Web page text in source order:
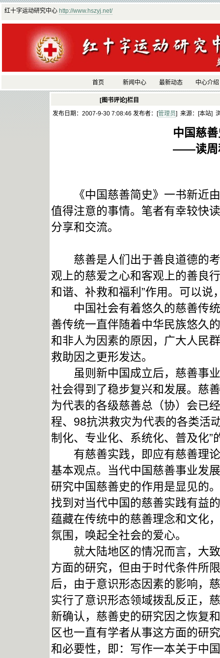
红十字运动研究中心 http://www.hszyj.net/
首页 新闻中心 最新动态 中心介绍
[图书评论]栏目
发布日期：2007-9-30 7:08:46 发布者：[管理员] 来源：[本站]
中国慈
——读周秋光、曾
《中国慈善简史》一书新近由
值得注意的事情。笔者有幸较快
分享和交流。
慈善是人们出于善良道德的考
观上的慈爱之心和客观上的善良
和谐、补救和福利”作用。可以说
中国社会有着悠久的慈善传统
善传统一直伴随着中华民族悠久
和非人为因素的原因，广大人民
救助因之更形发达。
虽则新中国成立后，慈善事业
社会得到了稳步复兴和发展。慈
为代表的各级慈善总（协）会已
程、98抗洪救灾为代表的各类活
制化、专业化、系统化、普及化”
有慈善实践，即应有慈善理论
基本观点。当代中国慈善事业发
研究中国慈善史的作用是显见的
找到对当代中国的慈善实践有益
蕴藏在传统中的慈善理念和文化
氛围，唤起全社会的爱心。
就大陆地区的情况而言，大致
方面的研究，但由于时代条件所
后，由于意识形态因素的影响，
实行了意识形态领域拨乱反正，
新确认，慈善史的研究因之恢复
区也一直有学者从事这方面的研
和必要性，即：写作一本关于中